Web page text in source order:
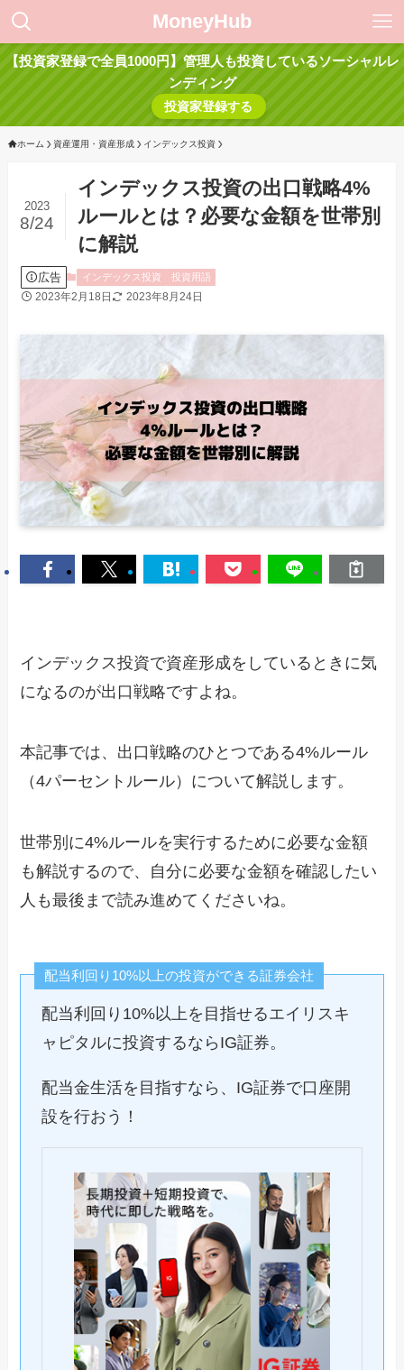
MoneyHub
【投資家登録で全員1000円】管理人も投資しているソーシャルレ
ンディング
投資家登録する
ホーム 資産運用・資産形成 インデックス投資
インデックス投資の出口戦略4%
ルールとは？必要な金額を世帯別
に解説
2023
8/24
広告 インデックス投資 投資用語
2023年2月18日 2023年8月24日
インデックス投資で資産形成をしているときに気
になるのが出口戦略ですよね。
本記事では、出口戦略のひとつである4%ルール
（4パーセントルール）について解説します。
世帯別に4%ルールを実行するために必要な金額
も解説するので、自分に必要な金額を確認したい
人も最後まで読み進めてくださいね。
配当利回り10%以上の投資ができる証券会社
配当利回り10%以上を目指せるエイリスキ
ャピタルに投資するならIG証券。
配当金生活を目指すなら、IG証券で口座開
設を行おう！